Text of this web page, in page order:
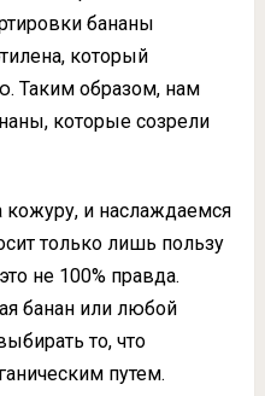
бананы
который
Таким образом, нам
которые созрели
и наслаждаемся
только лишь пользу
не 100% правда.
банан или любой
то, что
путем.